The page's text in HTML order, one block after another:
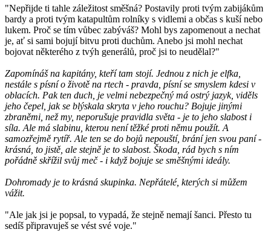
"Nepřijde ti tahle záležitost směšná? Postavily proti tvým zabijákům
bardy a proti tvým katapultům rolníky s vidlemi a občas s kuší nebo
lukem. Proč se tím vůbec zabýváš? Mohl bys zapomenout a nechat
je, ať si sami bojují bitvu proti duchům. Anebo jsi mohl nechat
bojovat některého z tvýh generálů, proč jsi to neudělal?"
Zapomínáš na kapitány, kteří tam stojí. Jednou z nich je elfka,
nestále s písní o životě na rtech - pravda, písní se smyslem kdesi v
oblacích. Pak ten duch, je velmi nebezpečný má ostrý jazyk, viděls
jeho čepel, jak se blýskala skryta v jeho rouchu? Bojuje jinými
zbraněmi, než my, neporušuje pravidla světa - je to jeho slabost i
síla. Ale má slabinu, kterou není těžké proti němu použít. A
samozřejmě rytíř. Ale ten se do bojů nepouští, brání jen svou paní -
krásná, to jistě, ale stejně je to slabost. Škoda, rád bych s ním
pořádně skřížil svůj meč - i když bojuje se směšnými ideály.
Dohromady je to krásná skupinka. Nepřátelé, kterých si můžem
vážit.
"Ale jak jsi je popsal, to vypadá, že stejně nemají šanci. Přesto tu
sedíš připravuješ se vést své voje."